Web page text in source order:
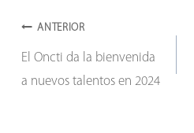
Navegación
de
ANTERIOR
El Oncti da la bienvenida
a nuevos talentos en 2024